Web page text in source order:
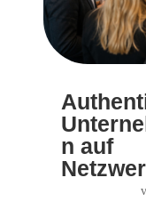
n auf